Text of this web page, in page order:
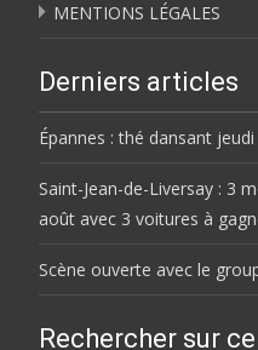
MENTIONS LÉGALES
Derniers articles
Épannes : thé dansant
Saint-Jean-de-Liversay : 3
août avec 3 voitures à
Scène ouverte avec le
Rechercher sur